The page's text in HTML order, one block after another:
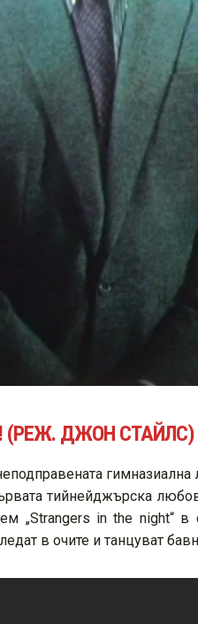
(РЕЖ. ДЖОН СТАЙЛС)
тийнейджърска
„Strangers in the night“ в
в очите и танцуват